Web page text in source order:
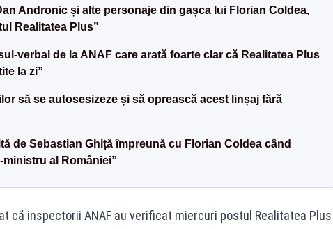
Andronic și alte personaje din gașca lui Florian Coldea,
Realitatea Plus”
verbal de la ANAF care arată foarte clar că Realitatea Plus
la zi”
să se autosesizeze și să oprească acest linșaj fără
de Sebastian Ghiță împreună cu Florian Coldea când
al României”
că inspectorii ANAF au verificat miercuri postul Realitatea Plus